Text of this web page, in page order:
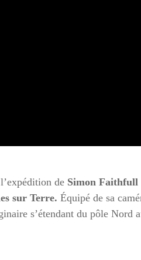
de Simon Faithfull
sur Terre. Équipé de sa
s’étendant du pôle Nord